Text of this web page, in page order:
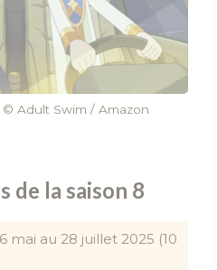
© Adult Swim / Amazon
de la saison 8
mai au 28 juillet 2025 (10